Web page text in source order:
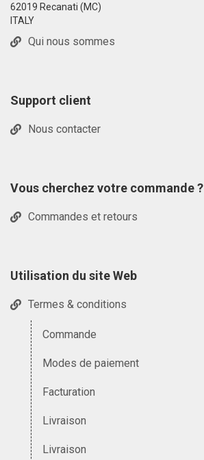
62019 Recanati (MC)
ITALY
Qui nous sommes
Support client
Nous contacter
Vous cherchez votre commande ?
Commandes et retours
Utilisation du site Web
Termes & conditions
Commande
Modes de paiement
Facturation
Livraison
Livraison